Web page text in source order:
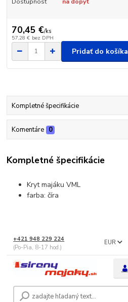
70,45 €/ks
57,28 € bez DPH
Pridať do košíka
Kompletné špecifikácie
Komentáre 0
Kompletné špecifikácie
Kryt majáku VML
farba: číra
EUR
+421 948 229 224
(Po-Pia, 8-17 hod.)